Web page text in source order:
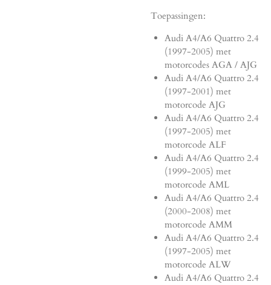
Toepassingen:
Audi A4/A6 Quattro 2.4
(1997-2005) met
motorcodes AGA / AJG
Audi A4/A6 Quattro 2.4
(1997-2001) met
motorcode AJG
Audi A4/A6 Quattro 2.4
(1997-2005) met
motorcode ALF
Audi A4/A6 Quattro 2.4
(1999-2005) met
motorcode AML
Audi A4/A6 Quattro 2.4
(2000-2008) met
motorcode AMM
Audi A4/A6 Quattro 2.4
(1997-2005) met
motorcode ALW
Audi A4/A6 Quattro 2.4